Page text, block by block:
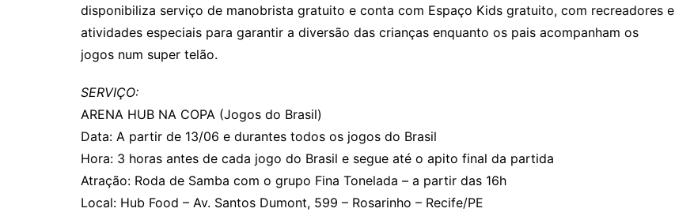
disponibiliza serviço de manobrista gratuito e conta com Espaço Kids gratuito, com recreadores e
atividades especiais para garantir a diversão das crianças enquanto os pais acompanham os
jogos num super telão.
SERVIÇO:
ARENA HUB NA COPA (Jogos do Brasil)
Data: A partir de 13/06 e durantes todos os jogos do Brasil
Hora: 3 horas antes de cada jogo do Brasil e segue até o apito final da partida
Atração: Roda de Samba com o grupo Fina Tonelada – a partir das 16h
Local: Hub Food – Av. Santos Dumont, 599 – Rosarinho – Recife/PE